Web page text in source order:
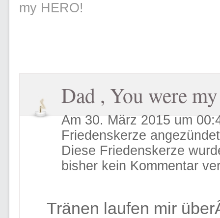
my HERO!
Dad , You were
Am 30. März 2015 um
Friedenskerze
Diese Friedenskerze
bisher kein Kommentar
Tränen laufen mir